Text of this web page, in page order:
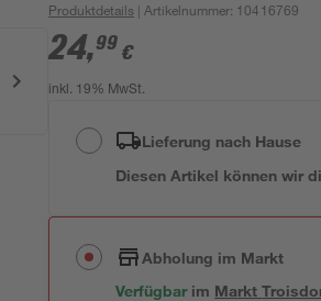
Produktdetails | Artikelnummer: 10416769
24,99 €
inkl. 19% MwSt.
Lieferung nach Hause
Diesen Artikel können wir
Abholung im Markt
Verfügbar im Markt